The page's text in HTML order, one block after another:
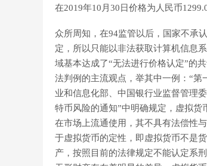
在2019年10月30日价格为人民币
众所周知，在94监管以后，国家不承
定，所以只能以非法获取计算机信息
域基本达成了“无法进行价格认定”的
法判例的主流观点，举其中一例：“第
业和信息化部、中国银行业监督管理
特币风险的通知”中明确规定，虚拟
在市场上流通使用，其不具有法偿性
于虚拟货币的定性，即虚拟货币不是
产，按照目前的法律规定不能认定系